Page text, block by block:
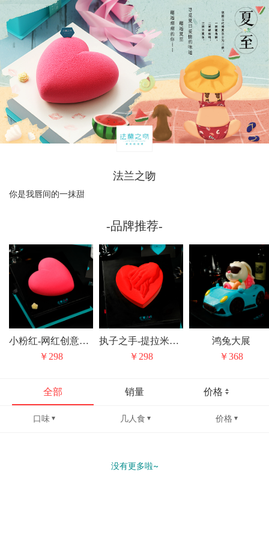
法兰之吻
你是我唇间的一抹甜
-品牌推荐-
小粉红-网红创意巧克力草莓心形生日蛋糕
￥298
执子之手-提拉米苏情人节纪念日生日蛋糕
￥298
鸿兔大展
￥368
全部 销量 价格
口味 几人食 价格
没有更多啦~